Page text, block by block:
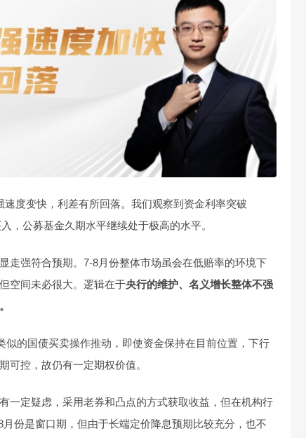
度变快，利差有所回落。我们观察到资金利率突破
，公募基金久期水平继续处于极高的水平。
走强符合预期。7-8月份整体市场虽会在低赔率的环境下
空间未必很大。逻辑在于央行的维护、名义增长整体不强
似的国债买卖操作推动，即使资金保持在目前位置，下行
可控，故仍有一定期权价值。
一定疑虑，采用老券和凸点的方式获取收益，但在机构行
份是窗口期，但由于长端定价降息预期比较充分，也不